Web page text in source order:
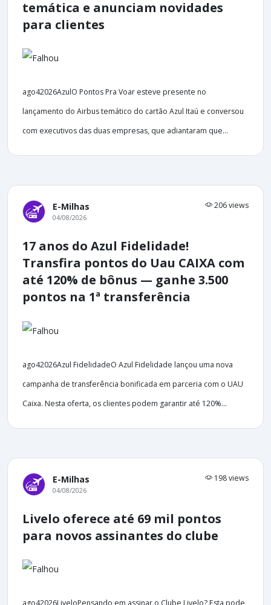
temática e anunciam novidades
para clientes
ago42026AzulO Pontos Pra Voar esteve presente no
lançamento do Airbus temático do cartão Azul Itaú e conversou
com executivos das duas empresas, que adiantaram que...
E-Milhas 206 views
04/08/2026
17 anos do Azul Fidelidade!
Transfira pontos do Uau CAIXA com
até 120% de bônus — ganhe 3.500
pontos na 1ª transferência
ago42026Azul FidelidadeO Azul Fidelidade lançou uma nova
campanha de transferência bonificada em parceria com o UAU
Caixa. Nesta oferta, os clientes podem garantir até 120%...
E-Milhas 198 views
04/08/2026
Livelo oferece até 69 mil pontos
para novos assinantes do clube
ago42026LiveloPensando em assinar o Clube Livelo? Esta pode